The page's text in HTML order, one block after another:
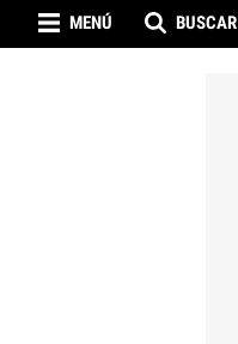
MENÚ BUSCAR